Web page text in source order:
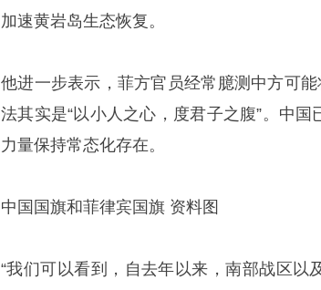
加速黄岩岛生态恢复。
他进一步表示，菲方官员经常臆测中方可
法其实是“以小人之心，度君子之腹”。中
力量保持常态化存在。
中国国旗和菲律宾国旗 资料图
“我们可以看到，自去年以来，南部战区